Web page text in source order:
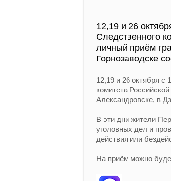
12,19 и 26
Следственного
личный приём
Горнозаводске
12,19 и 26 октября с
комитета
Александровске, в
В эти дни жители
уголовных дел и
действия или
На приём можно